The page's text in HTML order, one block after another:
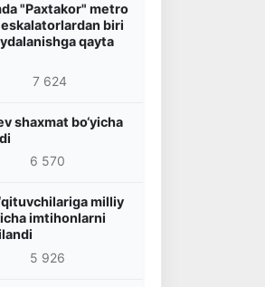
"Paxtakor" metro
biri
qayta
7 624
shaxmat bo‘yicha
6 570
milliy
imtihonlarni
5 926